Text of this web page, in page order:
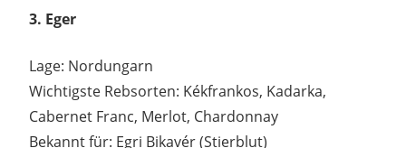
3. Eger
Lage: Nordungarn
Wichtigste Rebsorten: Kékfrankos, Kadarka,
Cabernet Franc, Merlot, Chardonnay
Bekannt für: Egri Bikavér (Stierblut)